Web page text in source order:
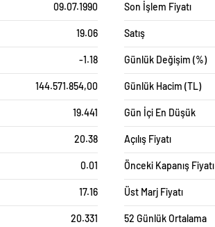
09.07.1990 Son İşlem Fiyatı
19.06 Satış
-1.18 Günlük Değişim (%)
144.571.854,00 Günlük Hacim (TL)
19.441 Gün İçi En Düşük
20.38 Açılış Fiyatı
0.01 Önceki Kapanış Fiyatı
17.16 Üst Marj Fiyatı
20.331 52 Günlük Ortalama